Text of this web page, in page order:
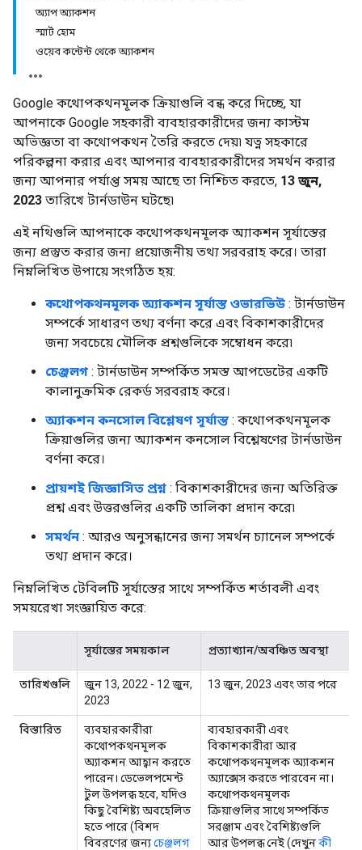
অ্যাপ অ্যাকশন
স্মার্ট হোম
ওয়েব কন্টেন্ট থেকে অ্যাকশন
Google কথোপকথনমূলক ক্রিয়াগুলি বন্ধ করে দিচ্ছে, যা
আপনাকে Google সহকারী ব্যবহারকারীদের জন্য কাস্টম
অভিজ্ঞতা বা কথোপকথন তৈরি করতে দেয়৷ যত্ন সহকারে
পরিকল্পনা করার এবং আপনার ব্যবহারকারীদের সমর্থন করার
জন্য আপনার পর্যাপ্ত সময় আছে তা নিশ্চিত করতে, 13 জুন,
2023 তারিখে টার্নডাউন ঘটছে৷
এই নথিগুলি আপনাকে কথোপকথনমূলক অ্যাকশন সূর্যাস্তের
জন্য প্রস্তুত করার জন্য প্রয়োজনীয় তথ্য সরবরাহ করে। তারা
নিম্নলিখিত উপায়ে সংগঠিত হয়:
কথোপকথনমূলক অ্যাকশন সূর্যাস্ত ওভারভিউ : টার্নডাউন
সম্পর্কে সাধারণ তথ্য বর্ণনা করে এবং বিকাশকারীদের
জন্য সবচেয়ে মৌলিক প্রশ্নগুলিকে সম্বোধন করে৷
চেঞ্জলগ : টার্নডাউন সম্পর্কিত সমস্ত আপডেটের একটি
কালানুক্রমিক রেকর্ড সরবরাহ করে।
অ্যাকশন কনসোল বিশ্লেষণ সূর্যাস্ত : কথোপকথনমূলক
ক্রিয়াগুলির জন্য অ্যাকশন কনসোল বিশ্লেষণের টার্নডাউন
বর্ণনা করে।
প্রায়শই জিজ্ঞাসিত প্রশ্ন : বিকাশকারীদের জন্য অতিরিক্ত
প্রশ্ন এবং উত্তরগুলির একটি তালিকা প্রদান করে৷
সমর্থন : আরও অনুসন্ধানের জন্য সমর্থন চ্যানেল সম্পর্কে
তথ্য প্রদান করে।
নিম্নলিখিত টেবিলটি সূর্যাস্তের সাথে সম্পর্কিত শর্তাবলী এবং
সময়রেখা সংজ্ঞায়িত করে:
সূর্যাস্তের সময়কাল প্রত্যাখ্যান/অবঞ্চিত অবস্থা
তারিখগুলি
জুন 13, 2022 - 12 জুন,
2023
13 জুন, 2023 এবং তার পরে
বিস্তারিত
ব্যবহারকারীরা
কথোপকথনমূলক
অ্যাকশন আহ্বান করতে
পারেন। ডেভেলপমেন্ট
টুল উপলব্ধ হবে, যদিও
কিছু বৈশিষ্ট্য অবহেলিত
হতে পারে (বিশদ
বিবরণের জন্যচেঞ্জলগ
ব্যবহারকারী এবং
বিকাশকারীরা আর
কথোপকথনমূলক অ্যাকশন
অ্যাক্সেস করতে পারবেন না।
কথোপকথনমূলক
ক্রিয়াগুলির সাথে সম্পর্কিত
সরঞ্জাম এবং বৈশিষ্ট্যগুলি
আর উপলব্ধ নেই (দেখুনকী